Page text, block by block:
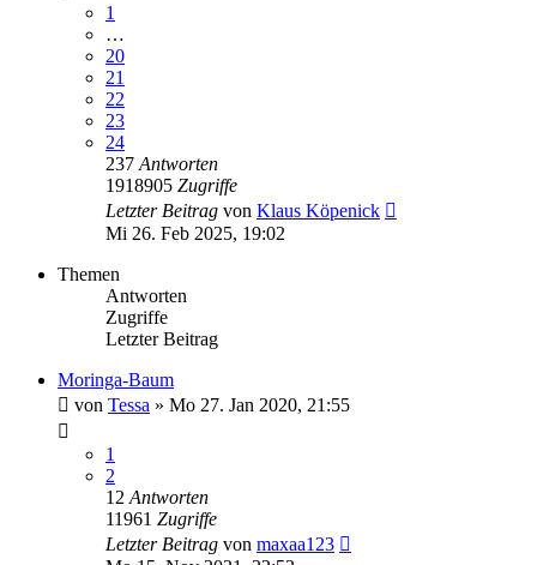
1
…
20
21
22
23
24
237 Antworten
1918905 Zugriffe
Letzter Beitrag von Klaus Köpenick
Mi 26. Feb 2025, 19:02
Themen
Antworten
Zugriffe
Letzter Beitrag
Moringa-Baum
von Tessa » Mo 27. Jan 2020, 21:55
1
2
12 Antworten
11961 Zugriffe
Letzter Beitrag von maxaa123